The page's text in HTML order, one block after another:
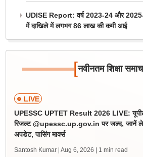
UDISE Report: वर्ष 2023-24 और 2025-
में दाखिले में लगभग 86 लाख की कमी आई
[नवीनतम शिक्षा
LIVE
UPESSC UPTET Result 2026 LIVE:
रिजल्ट @upessc.up.gov.in पर जल्द, जानें
अपडेट, पासिंग मार्क्स
Santosh Kumar | Aug 6, 2026 | 1 min read